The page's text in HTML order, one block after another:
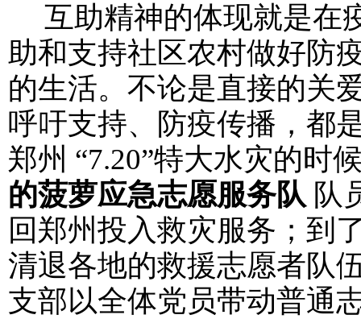
互助精神的体现就是在
助和支持社区农村做好防
的生活。不论是直接的关
呼吁支持、防疫传播，都
郑州 “7.20”特大水灾的时
的菠萝应急志愿服务队 队
回郑州投入救灾服务；到
清退各地的救援志愿者队
支部以全体党员带动普通